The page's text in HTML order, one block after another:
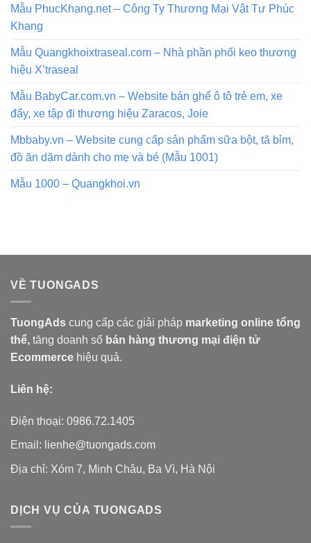
Mẫu PhucKhang.net – Công Ty Thương Mại Vật Tư Phúc
Khang
Mẫu Quangkhoixtraseal.com – Nhà phần phối keo thương
hiệu X’traseal
Mẫu BabyCar.com.vn – Website bán ghế ô tô trẻ em, xe
đẩy, xe tập đi thương hiệu Zaracos, Joie
Mbbaby.vn – Website cung cấp sản phẩm sữa bột, tã bỉm,
đồ ăn dặm dành cho mẹ và bé (Mẫu 1001)
Mẫu 1000 – Quangkhoi.vn
VỀ TUONGADS
TuongAds cung cấp các giải pháp marketing online tổng
thể, tăng doanh số bán hàng thương mại điện tử
Ecommerce hiệu quả.
Liên hệ:
Điện thoại: 0986.72.1405
Email: lienhe@tuongads.com
Địa chỉ: Xóm 7, Minh Châu, Ba Vì, Hà Nội
DỊCH VỤ CỦA TUONGADS